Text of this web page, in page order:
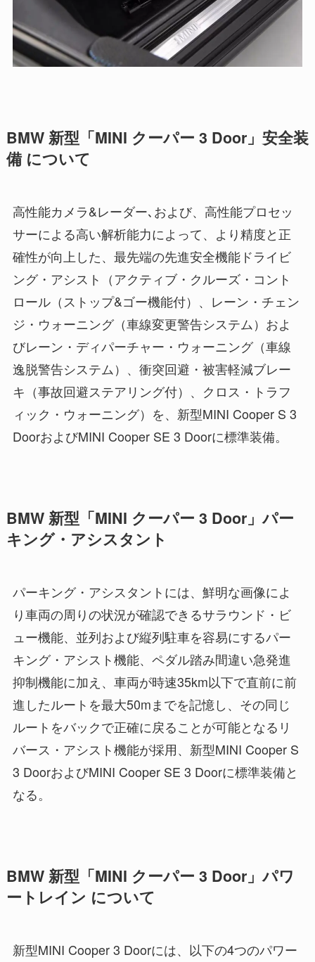
BMW 新型「MINI クーパー 3 Door」安全装
備 について
高性能カメラ&レーダー､および、高性能プロセッ
サーによる高い解析能力によって、より精度と正
確性が向上した、最先端の先進安全機能ドライビ
ング・アシスト（アクティブ・クルーズ・コント
ロール（ストップ&ゴー機能付）、レーン・チェン
ジ・ウォーニング（車線変更警告システム）およ
びレーン・ディパーチャー・ウォーニング（車線
逸脱警告システム）、衝突回避・被害軽減ブレー
キ（事故回避ステアリング付）、クロス・トラフ
ィック・ウォーニング）を、新型MINI Cooper S 3
DoorおよびMINI Cooper SE 3 Doorに標準装備。
BMW 新型「MINI クーパー 3 Door」パー
キング・アシスタント
パーキング・アシスタントには、鮮明な画像によ
り車両の周りの状況が確認できるサラウンド・ビ
ュー機能、並列および縦列駐車を容易にするパー
キング・アシスト機能、ペダル踏み間違い急発進
抑制機能に加え、車両が時速35km以下で直前に前
進したルートを最大50mまでを記憶し、その同じ
ルートをバックで正確に戻ることが可能となるリ
バース・アシスト機能が採用、新型MINI Cooper S
3 DoorおよびMINI Cooper SE 3 Doorに標準装備と
なる。
BMW 新型「MINI クーパー 3 Door」パワ
ートレイン について
新型MINI Cooper 3 Doorには、以下の4つのパワー